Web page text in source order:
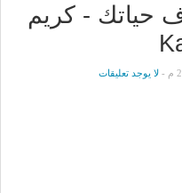
حياتك - كريم
لا يوجد تعليقات